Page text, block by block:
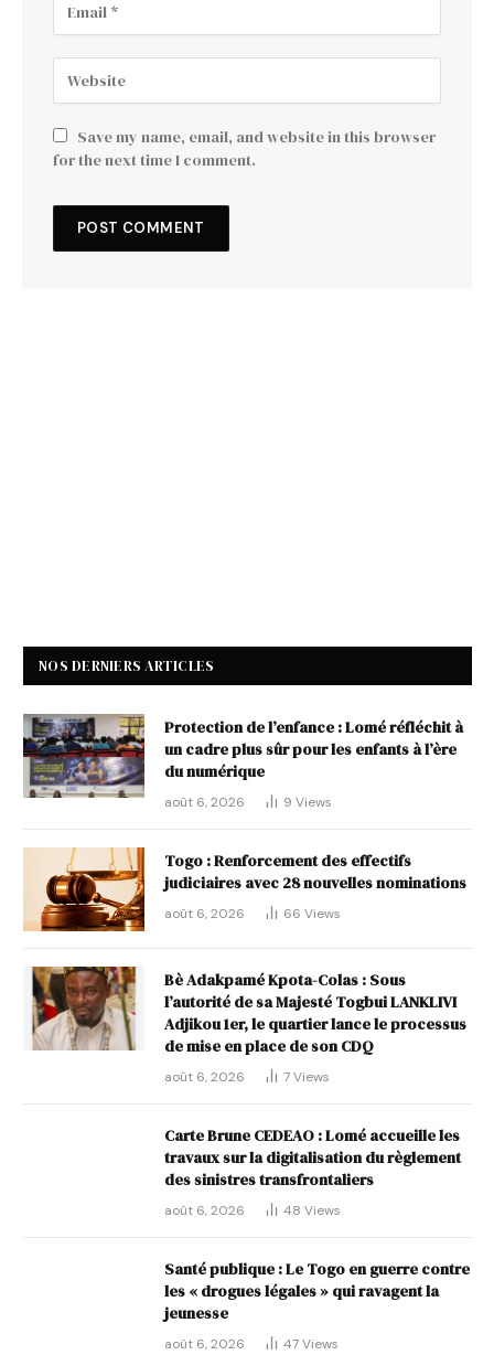
Save my name, email, and website in this browser
for the next time I comment.
NOS DERNIERS ARTICLES
Protection de l’enfance : Lomé réfléchit à
un cadre plus sûr pour les enfants à l’ère
du numérique
août 6, 2026 9 Views
Togo : Renforcement des effectifs
judiciaires avec 28 nouvelles nominations
août 6, 2026 66 Views
Bè Adakpamé Kpota-Colas : Sous
l’autorité de sa Majesté Togbui LANKLIVI
Adjikou 1er, le quartier lance le processus
de mise en place de son CDQ
août 6, 2026 7Views
Carte Brune CEDEAO : Lomé accueille les
travaux sur la digitalisation du règlement
des sinistres transfrontaliers
août 6, 2026 48 Views
Santé publique : Le Togo en guerre contre
les « drogues légales » qui ravagent la
jeunesse
août 6, 2026 47Views